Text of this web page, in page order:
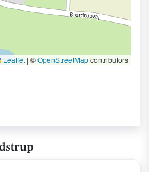
Leaflet | ©OpenStreetMapcontributors